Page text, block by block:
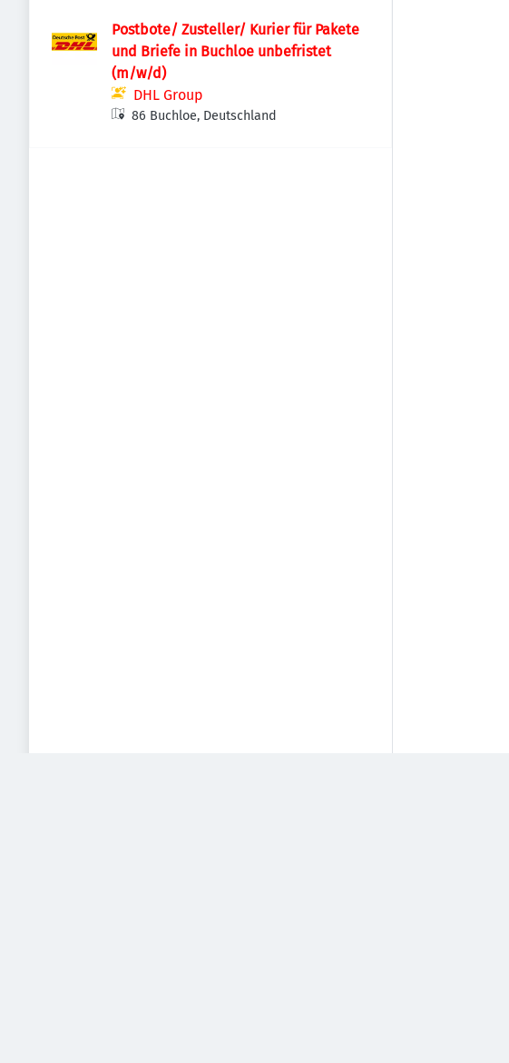
Postbote/ Zusteller/ Kurier für Pakete
und Briefe in Buchloe unbefristet
(m/w/d)
DHL Group
86 Buchloe, Deutschland